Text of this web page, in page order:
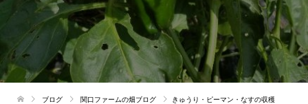
ブログ 関口ファームの畑ブログ きゅうり・ピーマン・なすの収穫